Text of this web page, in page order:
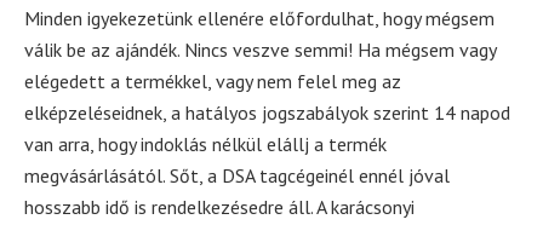
Minden igyekezetünk ellenére előfordulhat, hogy mégsem
válik be az ajándék. Nincs veszve semmi! Ha mégsem vagy
elégedett a termékkel, vagy nem felel meg az
elképzeléseidnek, a hatályos jogszabályok szerint 14 napod
van arra, hogy indoklás nélkül elállj a termék
megvásárlásától. Sőt, a DSA tagcégeinél ennél jóval
hosszabb idő is rendelkezésedre áll. A karácsonyi